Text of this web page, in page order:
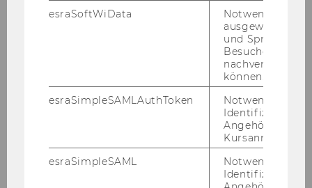
esraSoftWiData
Notwendig um
ausgewählte
und
Besuchers
nachverfolgen
können.
esraSimpleSAMLAuthToken
Notwendig zur
Identifizierung
Angehörige/r für
Kursanmeldung.
esraSimpleSAML
Notwendig zur
Identifizierung